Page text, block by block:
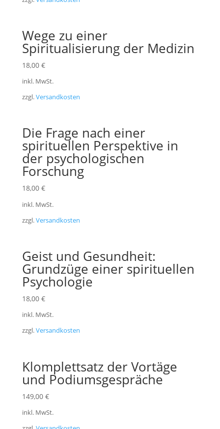
Wege zu einer
Spiritualisierung der Medizin
18,00 €
inkl. MwSt.
zzgl.Versandkosten
Die Frage nach einer
spirituellen Perspektive in
der psychologischen
Forschung
18,00 €
inkl. MwSt.
zzgl.Versandkosten
Geist und Gesundheit:
Grundzüge einer spirituellen
Psychologie
18,00 €
inkl. MwSt.
zzgl.Versandkosten
Klomplettsatz der Vortäge
und Podiumsgespräche
149,00 €
inkl. MwSt.